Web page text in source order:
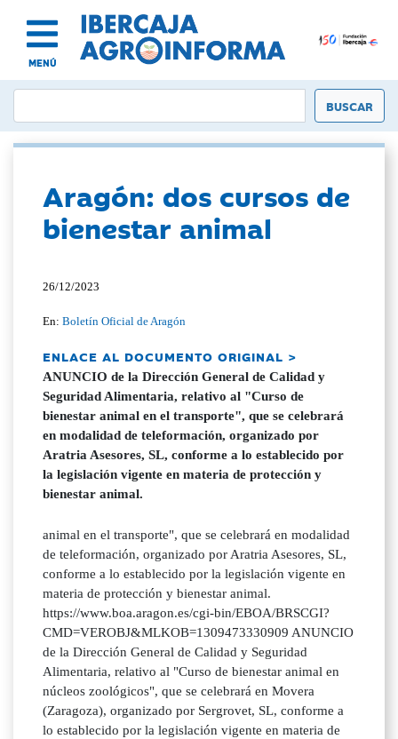
MENÚ
Aragón: dos cursos de
bienestar animal
26/12/2023
En:Boletín Oficial de Aragón
ENLACE AL DOCUMENTO ORIGINAL >
ANUNCIO de la Dirección General de Calidad y
Seguridad Alimentaria, relativo al "Curso de
bienestar animal en el transporte", que se celebrará
en modalidad de teleformación, organizado por
Aratria Asesores, SL, conforme a lo establecido por
la legislación vigente en materia de protección y
bienestar animal.
animal en el transporte", que se celebrará en modalidad
de teleformación, organizado por Aratria Asesores, SL,
conforme a lo establecido por la legislación vigente en
materia de protección y bienestar animal.
https://www.boa.aragon.es/cgi-bin/EBOA/BRSCGI?
CMD=VEROBJ&MLKOB=1309473330909 ANUNCIO
de la Dirección General de Calidad y Seguridad
Alimentaria, relativo al "Curso de bienestar animal en
núcleos zoológicos", que se celebrará en Movera
(Zaragoza), organizado por Sergrovet, SL, conforme a
lo establecido por la legislación vigente en materia de